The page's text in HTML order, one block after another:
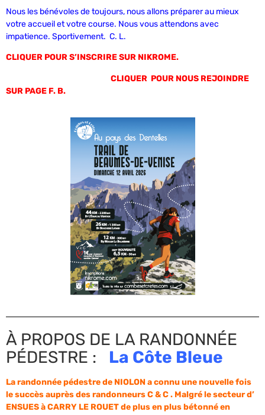
Nous les bénévoles de toujours, nous allons préparer au mieux
votre accueil et votre course. Nous vous attendons avec
impatience. Sportivement. C. L.
CLIQUER POUR S’INSCRIRE SUR NIKROME.
CLIQUER POUR NOUS REJOINDRE
SUR PAGE F. B.
À PROPOS DE LA RANDONNÉE
PÉDESTRE : La Côte Bleue
La randonnée pédestre de NIOLON a connu une nouvelle fois
le succès auprès des randonneurs C & C . Malgré le secteur d’
ENSUES à CARRY LE ROUET de plus en plus bétonné en